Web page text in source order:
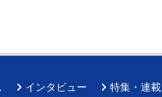
インタビュー 特集・連載